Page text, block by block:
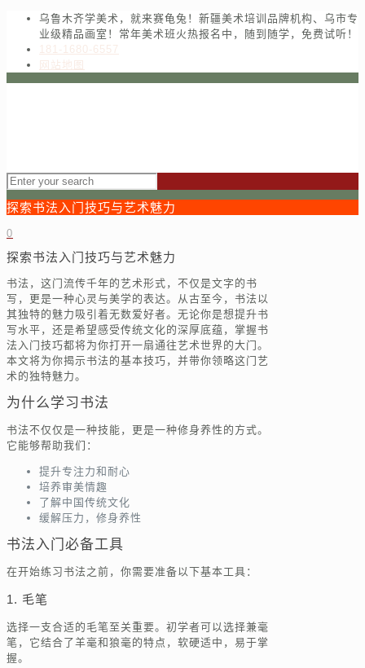
乌鲁木齐学美术，就来赛龟兔！新疆美术培训品牌机构、乌市专
业级精品画室！常年美术班火热报名中，随到随学，免费试听！
181-1680-6557
网站地图
探索书法入门技巧与艺术魅力
0
探索书法入门技巧与艺术魅力
书法，这门流传千年的艺术形式，不仅是文字的书
写，更是一种心灵与美学的表达。从古至今，书法以
其独特的魅力吸引着无数爱好者。无论你是想提升书
写水平，还是希望感受传统文化的深厚底蕴，掌握书
法入门技巧都将为你打开一扇通往艺术世界的大门。
本文将为你揭示书法的基本技巧，并带你领略这门艺
术的独特魅力。
为什么学习书法
书法不仅仅是一种技能，更是一种修身养性的方式。
它能够帮助我们：
提升专注力和耐心
培养审美情趣
了解中国传统文化
缓解压力，修身养性
书法入门必备工具
在开始练习书法之前，你需要准备以下基本工具：
1. 毛笔
选择一支合适的毛笔至关重要。初学者可以选择兼毫
笔，它结合了羊毫和狼毫的特点，软硬适中，易于掌
握。